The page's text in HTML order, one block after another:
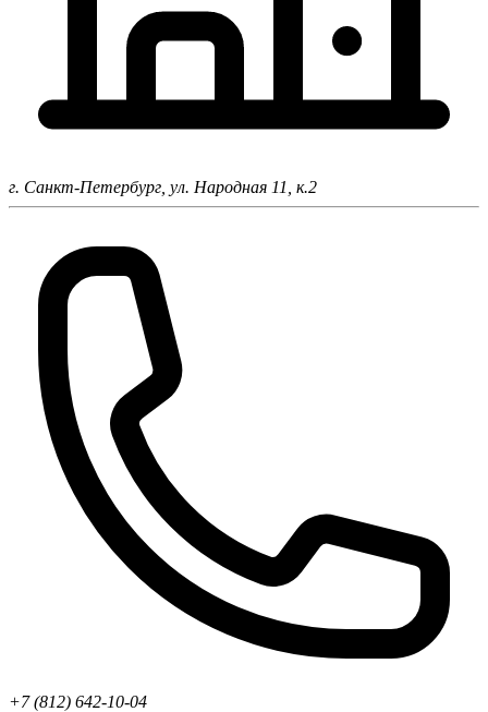
г. Санкт-Петербург, ул. Народная 11, к.2
+7 (812) 642-10-04